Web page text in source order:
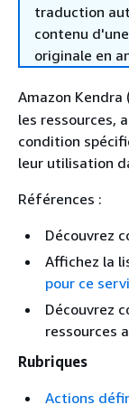
traduction
contenu
originale en
Amazon Kendra
les ressources,
condition
leur utilisation
Références :
Découvrez
Affichez la
pour ce
Découvrez
ressources
Rubriques
Actions